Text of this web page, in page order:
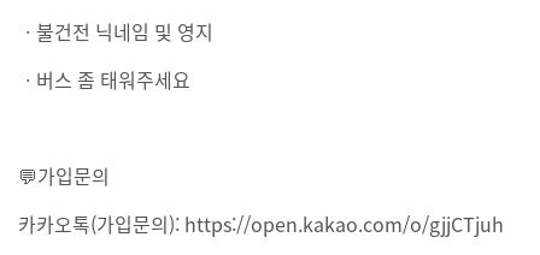
ㆍ불건전 닉네임 및 영지
ㆍ버스 좀 태워주세요
💬가입문의
카카오톡(가입문의): https://open.kakao.com/o/gjjCTjuh